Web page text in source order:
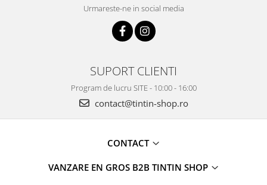
Urmareste-ne in social media
SUPORT CLIENTI
Program de lucru SITE - 10:00 - 16:00
contact@tintin-shop.ro
CONTACT
VANZARE EN GROS B2B TINTIN SHOP